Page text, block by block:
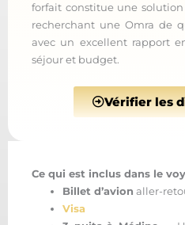
forfait constitue une
recherchant une Omra de
avec un excellent rapport
séjour et budget.
Vérifier les
Ce qui est inclus dans le
Billet d’avion aller-
Visa